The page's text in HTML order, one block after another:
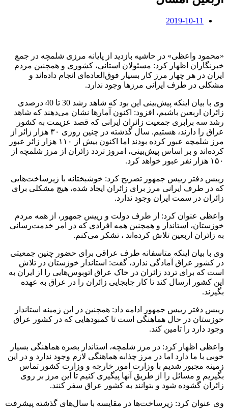
2019-10-11
«محمود واعظی» در حاشیه بازدید از پایانه مرزی شلمچه در جمع
خبرنگاران اظهار کرد: مسئولان استانی، کشوری و همچنین مردم
ایران در هر چهار مرز کار بسیار فوق‌العاده‌ای انجام داده‌اند و
مشکلی در طرف ایرانی مرزها وجود ندارد.
وی با بیان اینکه پیش‌بینی این بود که شاهد رشد 30 تا 40 درصدی
زائران اربعین باشیم، افزود: اکنون آمارها نشان می‌دهند که شاهد
رشد سه برابری جمعیت زائران ایرانی که قصد عزیمت به کشور
عراق را دارند، هستیم. سال گذشته در چنین روزی ۳۰ هزار زائر از
مرز شلمچه عبور کرده بودند اما اکنون بیش از ۱۱۰ هزار زائر عبور
کرده‌اند و بر اساس پیش‌بینی، امروز تردد زائران از مرز شلمچه از
۱۵۰ هزار نفر عبور خواهد کرد.
رییس دفتر رییس جمهور تصریح کرد: خوشبختانه با زیرساخت‌هایی
که در طرف ایرانی مرز برای زائران ایجاد شده، هیچ مشکلی برای
زائران در سمت ایران وجود ندارد.
واعظی عنوان کرد: از طرف دولت و رییس جمهور، از همه مردم
خوزستان، استاندار و همچنین همه افرادی که در امر خدمت‌رسانی
به زائران اربعین تلاش کرده‌اند ، تشکر می‌کنم.
وی با بیان اینکه متاسفانه طرف عراقی برای حضور چنین جمعیتی
در کشور عراق آمادگی ندارد، گفت: استاندار خوزستان در تلاش
است که برای تردد زائران در خاک عراق اتوبوس‌هایی را از ایران به
این کشور ارسال کند تا کار جابجایی زائران را در عراق به عهده
بگیرند.
رییس دفتر رییس جمهور ادامه داد: همچنین در این زمینه استاندار
خوزستان در حال هماهنگی است تا کمبودهایی که در کشور عراق
وجود دارد را تامین کند.
واعظی اظهار کرد: در مرز شلمچه، استاندار بصره هماهنگی بسیار
خوبی با ما دارد اما در مرز چذابه هماهنگی لازم وجود ندارد و در این
زمینه مجبور شدیم با وزارت امور خارجه و وزارت کشور تماس
بگیریم و مسائل را از طریق آنها پیگیری کنیم تا این مرز بر روی
زائران گشوده شود و بتوانند به کشور عراق سفر کنند.
وی عنوان کرد: زیرساخت‌ها در مقایسه با سال‌های گذشته پیشرفت